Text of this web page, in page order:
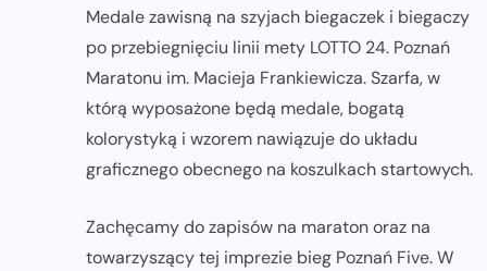
Medale zawisną na szyjach biegaczek i biegaczy
po przebiegnięciu linii mety LOTTO 24. Poznań
Maratonu im. Macieja Frankiewicza. Szarfa, w
którą wyposażone będą medale, bogatą
kolorystyką i wzorem nawiązuje do układu
graficznego obecnego na koszulkach startowych.
Zachęcamy do zapisów na maraton oraz na
towarzyszący tej imprezie bieg Poznań Five. W